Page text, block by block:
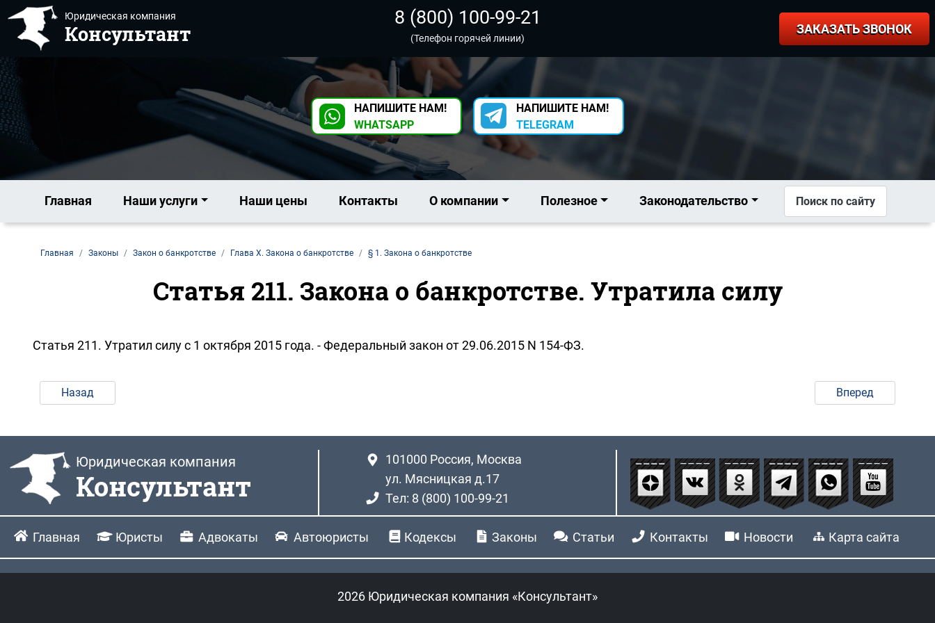
Юридическая компания
Консультант
8 (800) 100-99-21
(Телефон горячей линии)
ЗАКАЗАТЬ ЗВОНОК
НАПИШИТЕ НАМ!
WHATSAPP
НАПИШИТЕ НАМ!
TELEGRAM
Главная Наши услуги Наши цены Контакты О компании Полезное Законодательство Поиск по сайту
Главная Законы Закон о банкротстве Глава X. Закона о банкротстве § 1. Закона о банкротстве
Статья 211. Закона о банкротстве. Утратила силу
Статья 211. Утратил силу с 1 октября 2015 года. - Федеральный закон от 29.06.2015 N 154-ФЗ.
Назад Вперед
Юридическая компания
Консультант
101000 Россия, Москва
ул. Мясницкая д.17
Тел: 8 (800) 100-99-21
Главная Юристы Адвокаты Автоюристы Кодексы Законы Статьи Контакты Новости Карта сайта
2026 Юридическая компания «Консультант»